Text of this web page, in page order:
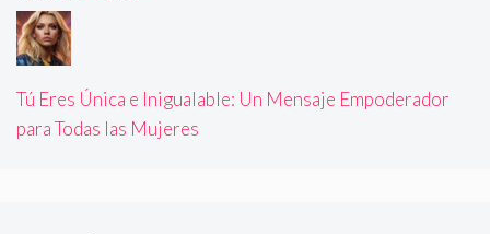
Tú Eres Única e Inigualable: Un Mensaje Empoderador
para Todas las Mujeres